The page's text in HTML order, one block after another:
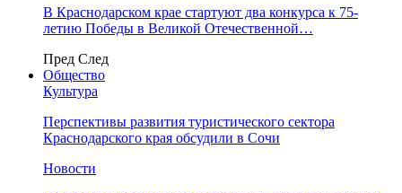
В Краснодарском крае стартуют два конкурса к 75-
летию Победы в Великой Отечественной…
Пред След
Общество
Культура
Перспективы развития туристического сектора
Краснодарского края обсудили в Сочи
Новости